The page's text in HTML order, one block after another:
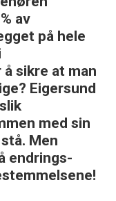
av
på hele
sikre at man
Eigersund
med sin
Men
endrings-